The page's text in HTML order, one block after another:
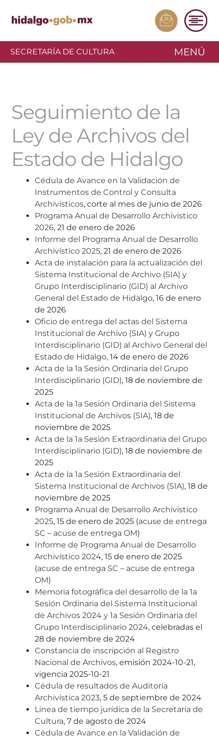
SECRETARÍA DE CULTURA MENÚ
Seguimiento de la
Ley de Archivos del
Estado de Hidalgo
Cédula de Avance en la Validación de
Instrumentos de Control y Consulta
Archivísticos, corte al mes de junio de 2026
Programa Anual de Desarrollo Archivístico
2026, 21 de enero de 2026
Informe del Programa Anual de Desarrollo
Archivístico 2025, 21 de enero de 2026
Acta de instalación para la actualización del
Sistema Institucional de Archivo (SIA) y
Grupo Interdisciplinario (GID) al Archivo
General del Estado de Hidalgo, 16 de enero
de 2026
Oficio de entrega del actas del Sistema
Institucional de Archivo (SIA) y Grupo
Interdisciplinario (GID) al Archivo General del
Estado de Hidalgo, 14 de enero de 2026
Acta de la 1a Sesión Ordinaria del Grupo
Interdisciplinario (GID), 18 de noviembre de
2025
Acta de la 1a Sesión Ordinaria del Sistema
Institucional de Archivos (SIA), 18 de
noviembre de 2025
Acta de la 1a Sesión Extraordinaria del Grupo
Interdisciplinario (GID), 18 de noviembre de
2025
Acta de la 1a Sesión Extraordinaria del
Sistema Institucional de Archivos (SIA), 18 de
noviembre de 2025
Programa Anual de Desarrollo Archivístico
2025, 15 de enero de 2025 (acuse de entrega
SC – acuse de entrega OM)
Informe de Programa Anual de Desarrollo
Archivístico 2024, 15 de enero de 2025
(acuse de entrega SC – acuse de entrega
OM)
Memoria fotográfica del desarrollo de la 1a
Sesión Ordinaria del Sistema Institucional
de Archivos 2024 y 1a Sesión Ordinaria del
Grupo Interdisciplinario 2024, celebradas el
28 de noviembre de 2024
Constancia de inscripción al Registro
Nacional de Archivos, emisión 2024-10-21,
vigencia 2025-10-21
Cédula de resultados de Auditoría
Archivística 2023, 5 de septiembre de 2024
Línea de tiempo jurídica de la Secretaría de
Cultura, 7 de agosto de 2024
Cédula de Avance en la Validación de